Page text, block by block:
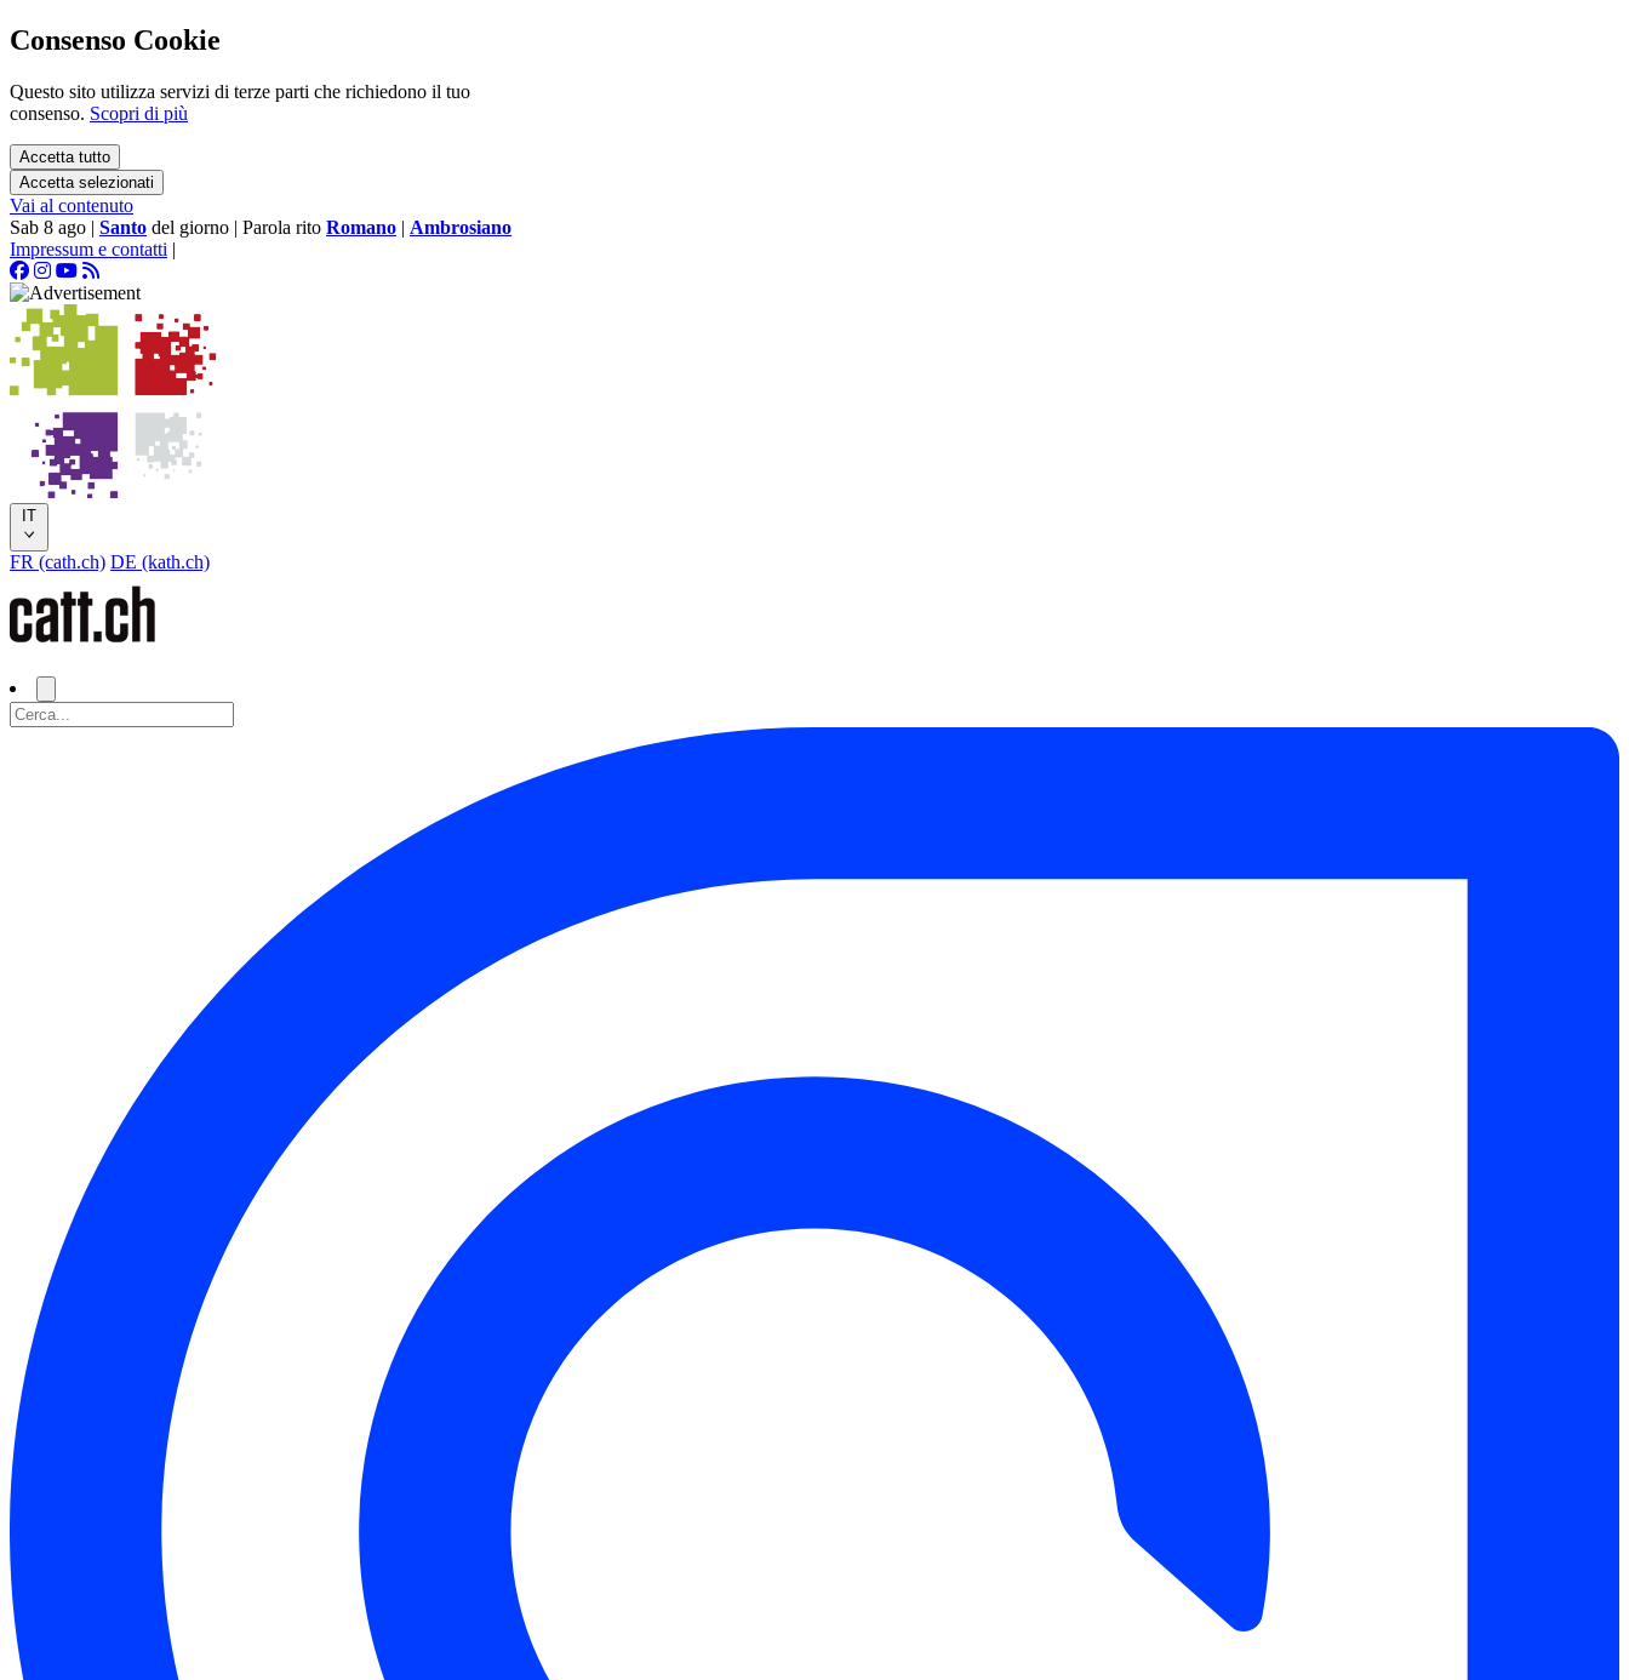
Consenso Cookie
Questo sito utilizza servizi di terze parti che richiedono il tuo
consenso. Scopri di più
Accetta tutto
Accetta selezionati
Vai al contenuto
Sab 8 ago | Santo del giorno | Parola rito Romano | Ambrosiano
Impressum e contatti |
IT
FR (cath.ch) DE (kath.ch)